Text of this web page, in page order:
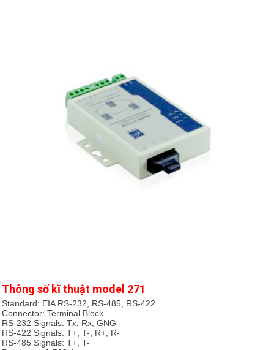
Thông số kĩ thuật model 271
Standard: EIA RS-232, RS-485, RS-422
Connector: Terminal Block
RS-232 Signals: Tx, Rx, GNG
RS-422 Signals: T+, T-, R+, R-
RS-485 Signals: T+, T-